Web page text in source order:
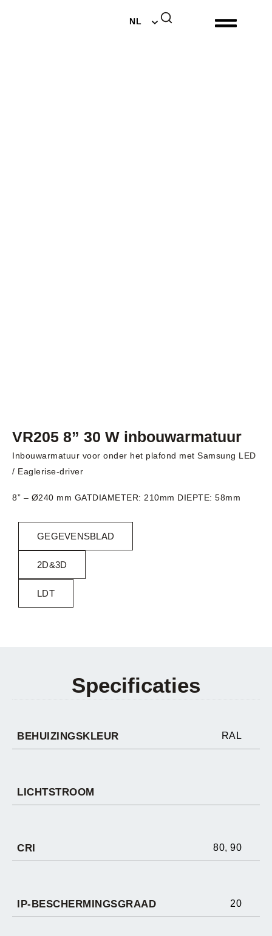
NL
DE
VR205 8” 30 W inbouwarmatuur
Inbouwarmatuur voor onder het plafond met Samsung LED
/ Eaglerise-driver
8” – Ø240 mm GATDIAMETER: 210mm DIEPTE: 58mm
GEGEVENSBLAD
2D&3D
LDT
Specificaties
BEHUIZINGSKLEUR RAL
LICHTSTROOM
CRI 80, 90
IP-BESCHERMINGSGRAAD 20